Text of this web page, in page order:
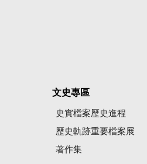
文史專區
史實檔案歷史進程
歷史軌跡重要檔案展
著作集